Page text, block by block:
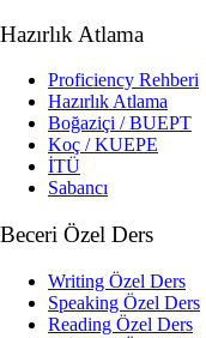
Hazırlık Atlama
Proficiency Rehberi
Hazırlık Atlama
Boğaziçi / BUEPT
Koç / KUEPE
İTÜ
Sabancı
Beceri Özel Ders
Writing Özel Ders
Speaking Özel Ders
Reading Özel Ders